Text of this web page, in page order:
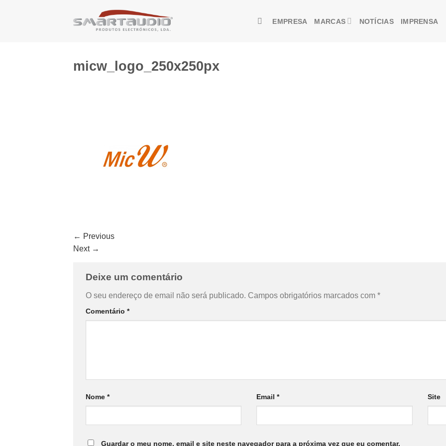
EMPRESA MARCAS NOTÍCIAS IMPRENSA
micw_logo_250x250px
← Previous
Next →
Deixe um comentário
O seu endereço de email não será publicado. Campos obrigatórios marcados com *
Comentário *
Nome * Email* Site
Guardar o meu nome, email e site neste navegador para a próxima vez que eu comentar.